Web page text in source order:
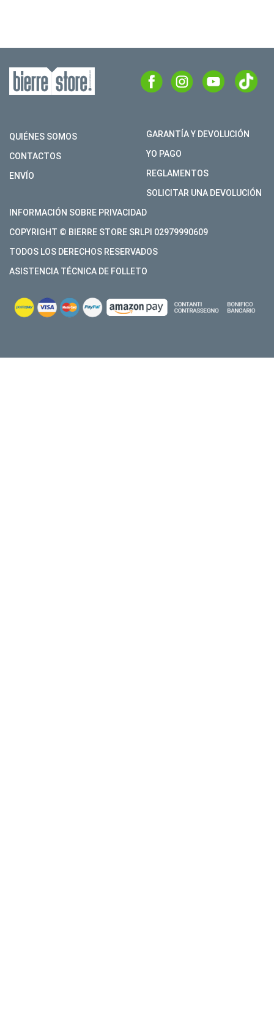
QUIÉNES SOMOS
CONTACTOS
ENVÍO
GARANTÍA Y DEVOLUCIÓN
YO PAGO
REGLAMENTOS
SOLICITAR UNA DEVOLUCIÓN
INFORMACIÓN SOBRE PRIVACIDAD
COPYRIGHT © BIERRE STORE SRLPI 02979990609
TODOS LOS DERECHOS RESERVADOS
ASISTENCIA TÉCNICA DE FOLLETO